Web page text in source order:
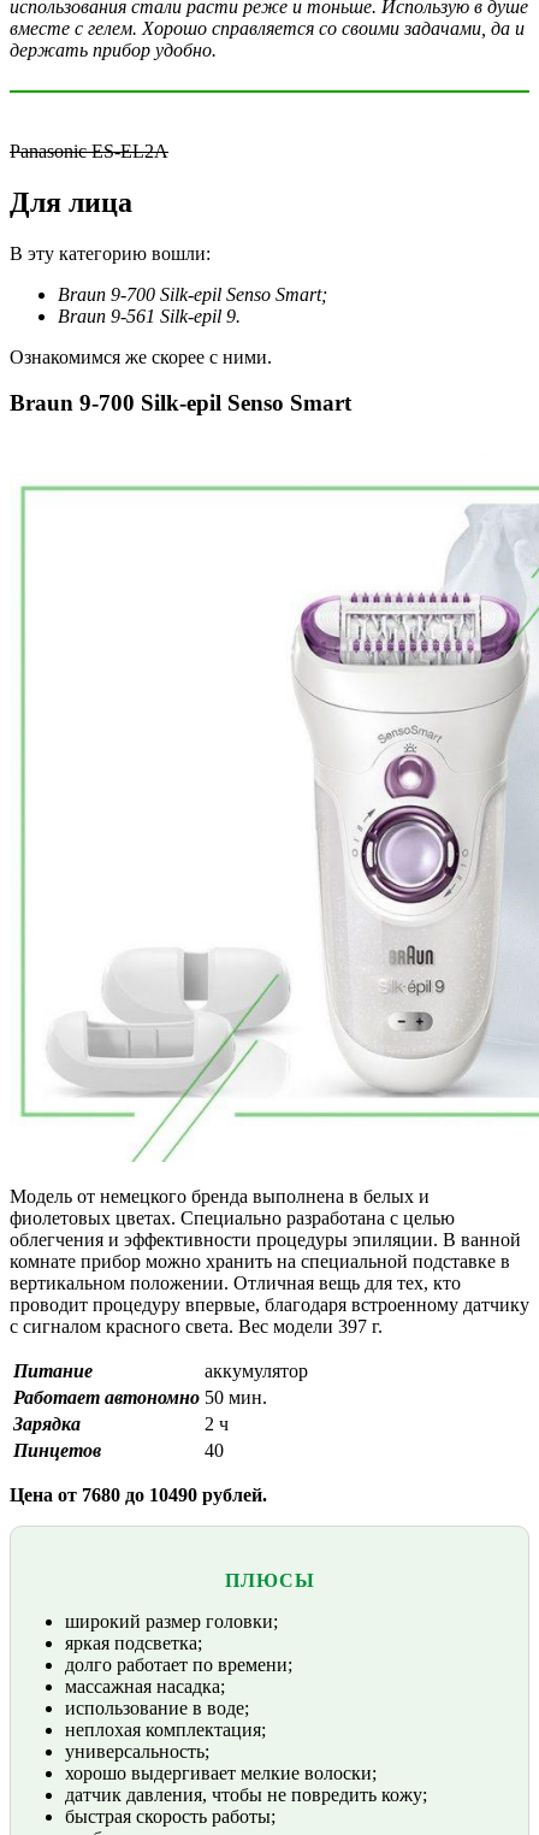
использования стали расти реже и тоньше. Использую в душе
вместе с гелем. Хорошо справляется со своими задачами, да и
держать прибор удобно.
Panasonic ES-EL2A
Для лица
В эту категорию вошли:
Braun 9-700 Silk-epil Senso Smart;
Braun 9-561 Silk-epil 9.
Ознакомимся же скорее с ними.
Braun 9-700 Silk-epil Senso Smart
Модель от немецкого бренда выполнена в белых и
фиолетовых цветах. Специально разработана с целью
облегчения и эффективности процедуры эпиляции. В ванной
комнате прибор можно хранить на специальной подставке в
вертикальном положении. Отличная вещь для тех, кто
проводит процедуру впервые, благодаря встроенному датчику
с сигналом красного света. Вес модели 397 г.
Питание
аккумулятор
Работает автономно 50 мин.
Зарядка
2 ч
Пинцетов
40
Цена от 7680 до 10490 рублей.
ПЛЮСЫ
широкий размер головки;
яркая подсветка;
долго работает по времени;
массажная насадка;
использование в воде;
неплохая комплектация;
универсальность;
хорошо выдергивает мелкие волоски;
датчик давления, чтобы не повредить кожу;
быстрая скорость работы;